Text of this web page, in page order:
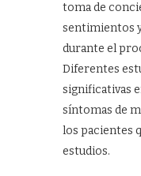
toma de
sentimientos
durante el
Diferentes
significativas
síntomas de
los pacientes
estudios.